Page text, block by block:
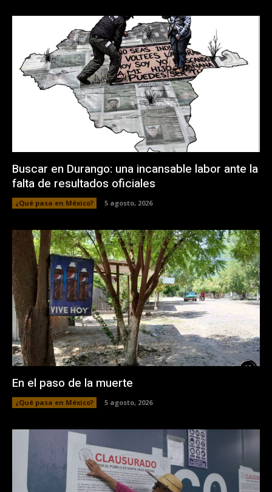
Buscar en Durango: una incansable labor ante la
falta de resultados oficiales
¿Qué pasa en México? 5 agosto, 2026
En el paso de la muerte
¿Qué pasa en México? 5 agosto, 2026